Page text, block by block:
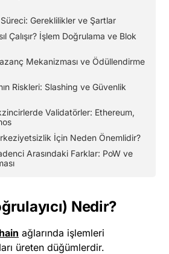
Gereklilikler ve Şartlar
Çalışır? İşlem Doğrulama ve Blok
Mekanizması ve Ödüllendirme
Riskleri: Slashing ve Güvenlik
Validatörler: Ethereum,
İçin Neden Önemlidir?
Arasındaki Farklar: PoW ve
Nedir?
ağlarında işlemleri
üreten düğümlerdir.